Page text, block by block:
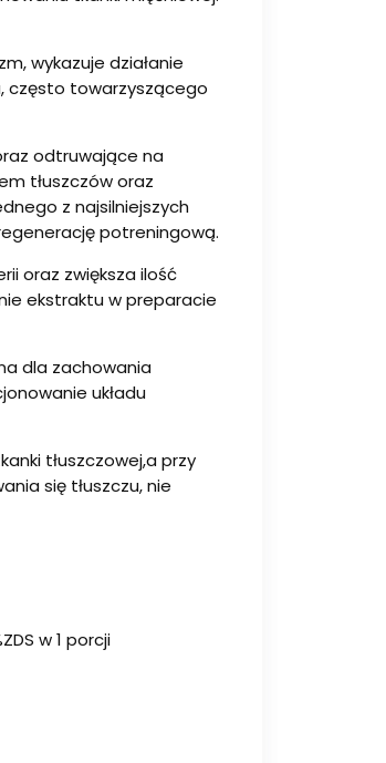
wykazuje działanie
często towarzyszącego
odtruwające na
tłuszczów oraz
z najsilniejszych
potreningową.
oraz zwiększa ilość
ekstraktu w preparacie
dla zachowania
układu
tłuszczowej,a przy
się tłuszczu, nie
w 1 porcji